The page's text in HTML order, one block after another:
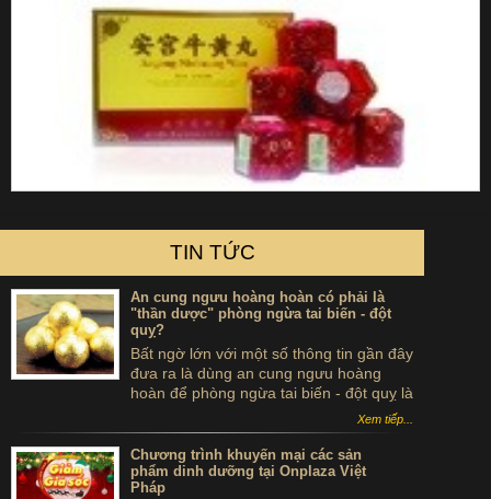
TIN TỨC
An cung ngưu hoàng hoàn có phải là
"thần dược" phòng ngừa tai biến - đột
quỵ?
Bất ngờ lớn với một số thông tin gần đây
đưa ra là dùng an cung ngưu hoàng
hoàn để phòng ngừa tai biến - đột quỵ là
...tự sát. Thực hư sản phẩm này ra sao,
có thể dùng để phòng tai biến - đột quỵ
không?
Xem tiếp...
Chương trình khuyến mại các sản
phẩm dinh dưỡng tại Onplaza Việt
Pháp